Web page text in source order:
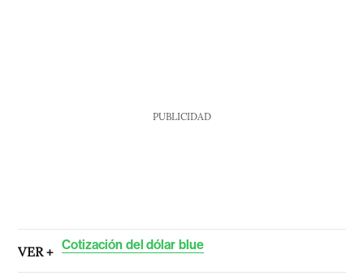
PUBLICIDAD
VER + Cotización del dólar blue